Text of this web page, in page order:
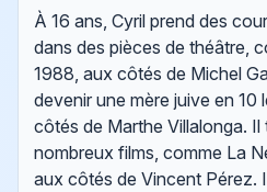
À 16 ans, Cyril prend des
dans des pièces de théâtre,
1988, aux côtés de Michel
devenir une mère juive en
côtés de Marthe Villalonga. Il
nombreux films, comme La
aux côtés de Vincent Pérez.